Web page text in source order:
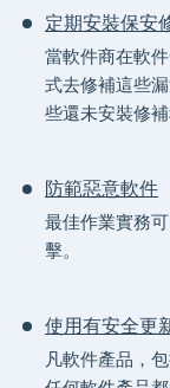
定期安裝保安
當軟件商在軟
式去修補這些
些還未安裝修補
防範惡意軟件
最佳作業實務
擊。
使用有安全更
凡軟件產品，